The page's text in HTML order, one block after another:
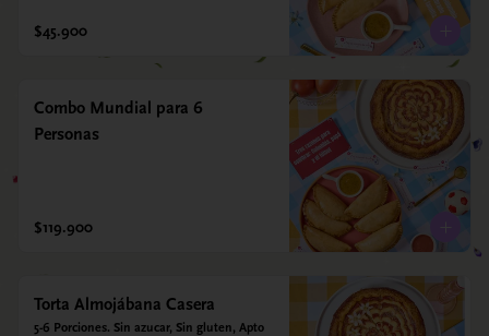
$45.900
Combo Mundial para 6
Personas
$119.900
Torta Almojábana Casera
5-6 Porciones. Sin azucar, Sin gluten, Apto